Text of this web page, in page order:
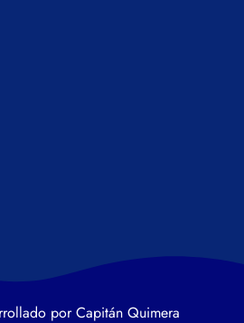
por Capitán Quimera